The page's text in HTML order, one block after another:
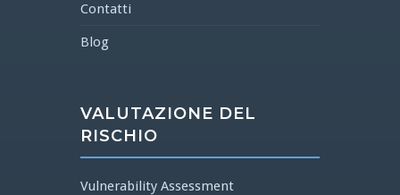
Contatti
Blog
VALUTAZIONE DEL
RISCHIO
Vulnerability Assessment